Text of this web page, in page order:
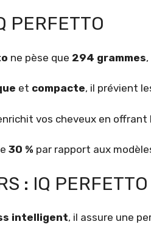
PERFETTO
ne pèse que 294 grammes
et compacte, il prévient
vos cheveux en offrant
30 % par rapport aux
: IQ PERFETTO
intelligent, il assure une